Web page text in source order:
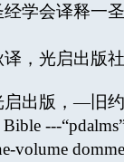
学会译释一
，光启出版
启出版，—旧
Bible ---
volume